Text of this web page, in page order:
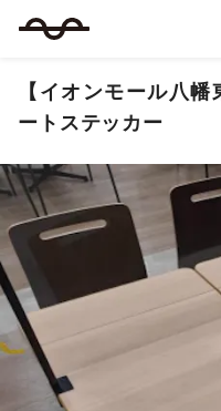
【イオンモール八
ートステッカー